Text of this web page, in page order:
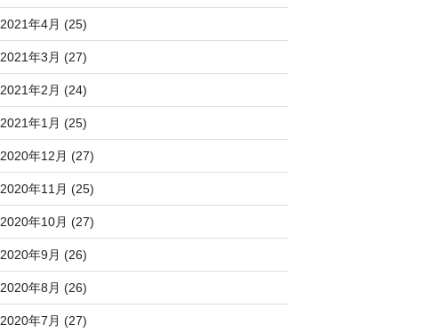
2021年4月 (25)
2021年3月 (27)
2021年2月 (24)
2021年1月 (25)
2020年12月 (27)
2020年11月 (25)
2020年10月 (27)
2020年9月 (26)
2020年8月 (26)
2020年7月 (27)